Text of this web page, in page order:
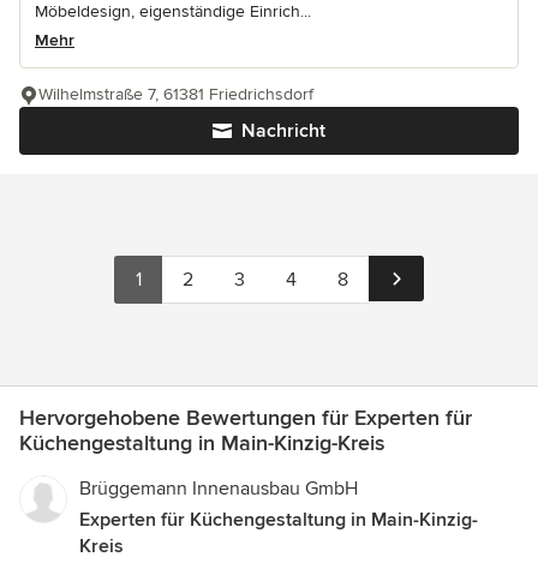
Möbeldesign, eigenständige Einrich...
Mehr
Nachricht
Wilhelmstraße 7, 61381 Friedrichsdorf
1 2 3 4 8
Hervorgehobene Bewertungen für Experten für
Küchengestaltung in Main-Kinzig-Kreis
Brüggemann Innenausbau GmbH
Experten für Küchengestaltung in Main-Kinzig-
Kreis